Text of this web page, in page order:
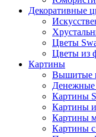
Декоративные
Цветы
Цветы из
Картины
Вышитые
Денежные
Картины
Картины
Картины
Картины